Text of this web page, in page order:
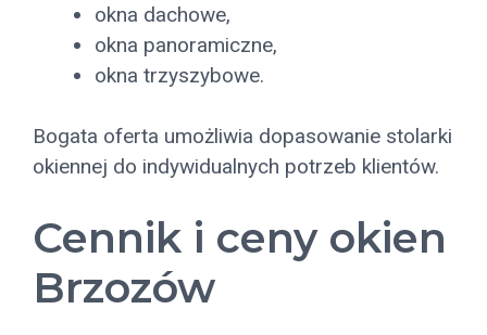
okna dachowe,
okna panoramiczne,
okna trzyszybowe.
Bogata oferta umożliwia dopasowanie stolarki
okiennej do indywidualnych potrzeb klientów.
Cennik i ceny okien
Brzozów